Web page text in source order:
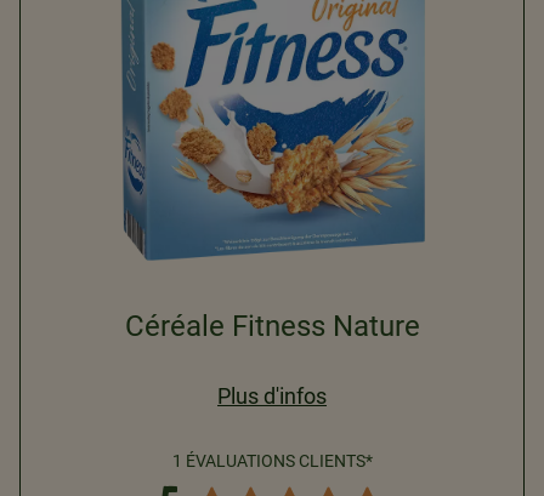
Céréale Fitness Nature
Plus d'infos
1 ÉVALUATIONS CLIENTS*